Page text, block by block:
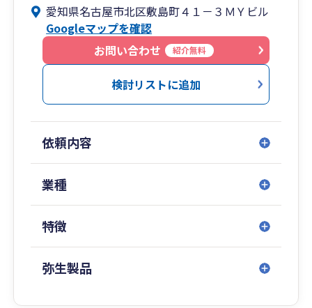
愛知県名古屋市北区敷島町４１－３ＭＹビル
Googleマップを確認
お問い合わせ
紹介無料
検討リストに追加
依頼内容
業種
特徴
弥生製品